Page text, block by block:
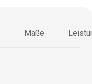
Maße